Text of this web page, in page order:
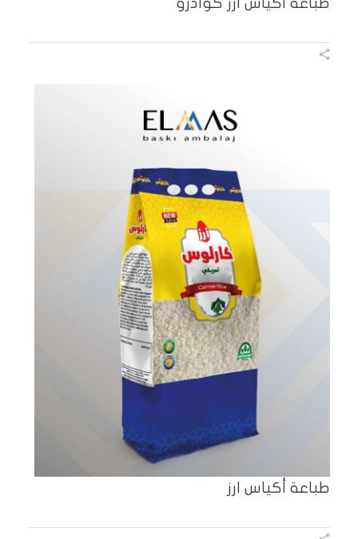
طباعة اكياس ارز كوادرو
طباعة أكياس ارز